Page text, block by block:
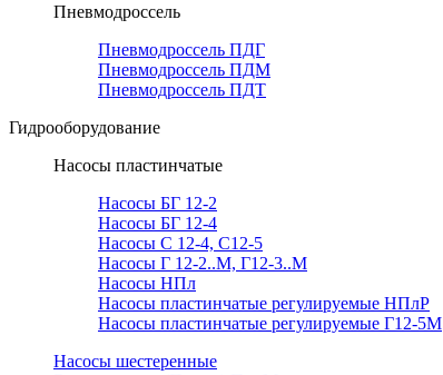
Пневмодроссель
Пневмодроссель ПДГ
Пневмодроссель ПДМ
Пневмодроссель ПДТ
Гидрооборудование
Насосы пластинчатые
Насосы БГ 12-2
Насосы БГ 12-4
Насосы С 12-4, С12-5
Насосы Г 12-2..М, Г12-3..М
Насосы НПл
Насосы пластинчатые регулируемые НПлР
Насосы пластинчатые регулируемые Г12-5М
Насосы шестеренные